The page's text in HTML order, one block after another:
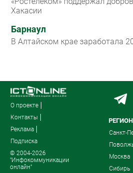
Хакасии
Барнаул
В Алтайском крае заработала
О проекте
Контакты
Реклама
Подписка
© 2004-2026
"Инфокоммуникации
онлайн"
Санкт-
Москва
Сибирь